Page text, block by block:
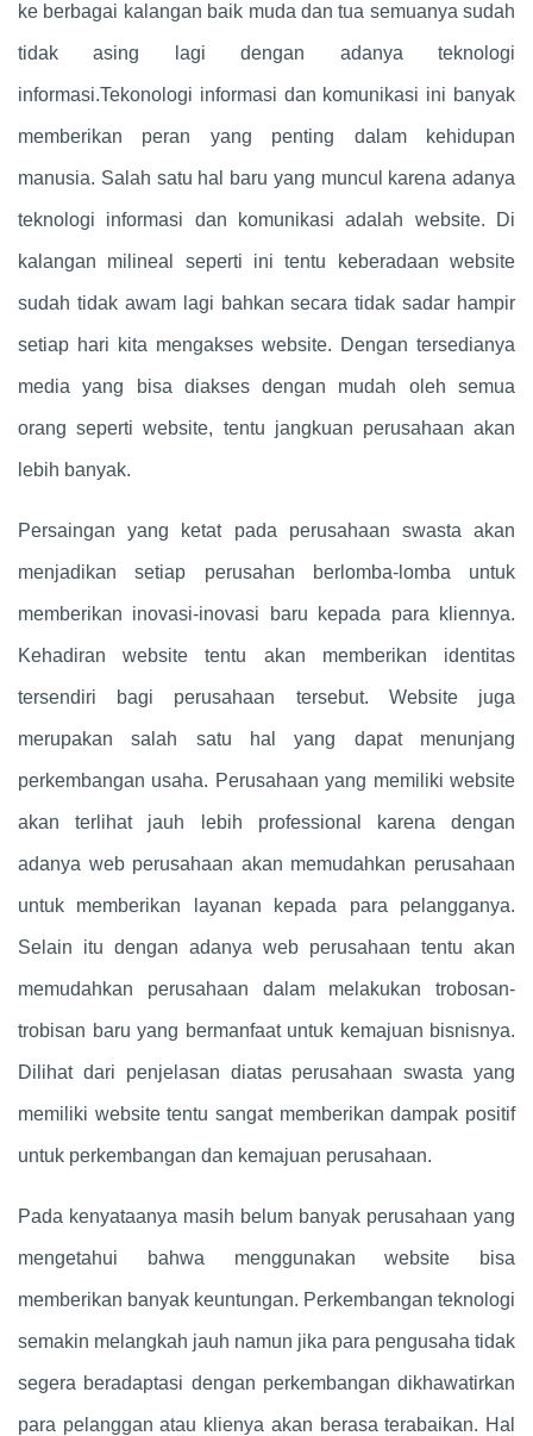
ke berbagai kalangan baik muda dan tua semuanya sudah
tidak asing lagi dengan adanya teknologi
informasi.Tekonologi informasi dan komunikasi ini banyak
memberikan peran yang penting dalam kehidupan
manusia. Salah satu hal baru yang muncul karena adanya
teknologi informasi dan komunikasi adalah website. Di
kalangan milineal seperti ini tentu keberadaan website
sudah tidak awam lagi bahkan secara tidak sadar hampir
setiap hari kita mengakses website. Dengan tersedianya
media yang bisa diakses dengan mudah oleh semua
orang seperti website, tentu jangkuan perusahaan akan
lebih banyak.
Persaingan yang ketat pada perusahaan swasta akan
menjadikan setiap perusahan berlomba-lomba untuk
memberikan inovasi-inovasi baru kepada para kliennya.
Kehadiran website tentu akan memberikan identitas
tersendiri bagi perusahaan tersebut. Website juga
merupakan salah satu hal yang dapat menunjang
perkembangan usaha. Perusahaan yang memiliki website
akan terlihat jauh lebih professional karena dengan
adanya web perusahaan akan memudahkan perusahaan
untuk memberikan layanan kepada para pelangganya.
Selain itu dengan adanya web perusahaan tentu akan
memudahkan perusahaan dalam melakukan trobosan-
trobisan baru yang bermanfaat untuk kemajuan bisnisnya.
Dilihat dari penjelasan diatas perusahaan swasta yang
memiliki website tentu sangat memberikan dampak positif
untuk perkembangan dan kemajuan perusahaan.
Pada kenyataanya masih belum banyak perusahaan yang
mengetahui bahwa menggunakan website bisa
memberikan banyak keuntungan. Perkembangan teknologi
semakin melangkah jauh namun jika para pengusaha tidak
segera beradaptasi dengan perkembangan dikhawatirkan
para pelanggan atau klienya akan berasa terabaikan. Hal